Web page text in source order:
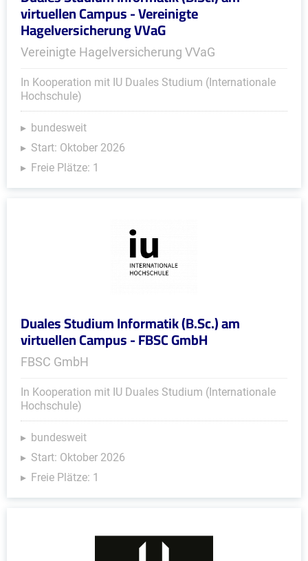
virtuellen Campus - Vereinigte
Hagelversicherung VVaG
Vereinigte Hagelversicherung VVaG
In Kooperation mit IU Duales Studium (Internationale
Hochschule)
bundesweit
Start: Oktober 2026
Freie Plätze: 1
Duales Studium Informatik (B.Sc.) am
virtuellen Campus - FBSC GmbH
FBSC GmbH
In Kooperation mit IU Duales Studium (Internationale
Hochschule)
bundesweit
Start: Oktober 2026
Freie Plätze: 1